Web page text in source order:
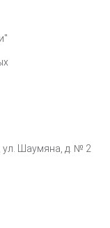
ул. Шаумяна, д. № 2